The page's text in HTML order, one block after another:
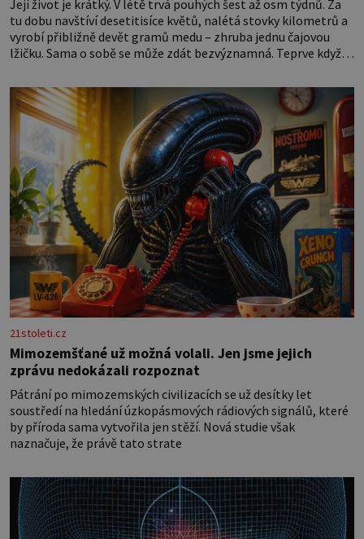
Její život je krátký. V létě trvá pouhých šest až osm týdnů. Za
tu dobu navštíví desetitisíce květů, nalétá stovky kilometrů a
vyrobí přibližně devět gramů medu – zhruba jednu čajovou
lžičku. Sama o sobě se může zdát bezvýznamná. Teprve když
vznikne jeden z nejdokonalejších organismů
21stoleti.cz
Mimozemšťané už možná volali. Jen jsme jejich
zprávu nedokázali rozpoznat
Pátrání po mimozemských civilizacích se už desítky let
soustředí na hledání úzkopásmových rádiových signálů, které
by příroda sama vytvořila jen stěží. Nová studie však
naznačuje, že právě tato strate